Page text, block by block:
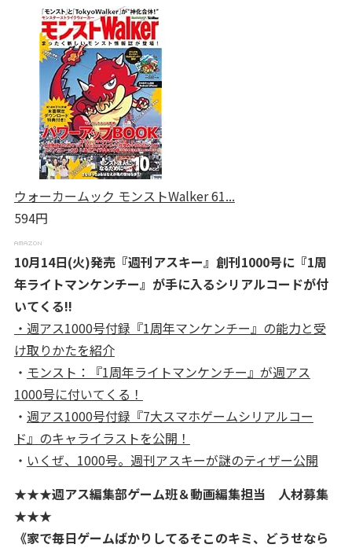
ウォーカームック モンストWalker 61...
594円
10月14日(火)発売『週刊アスキー』創刊1000号に『1周
年ライトマンケンチー』が手に入るシリアルコードが付
いてくる!!
・週アス1000号付録『1周年マンケンチー』の能力と受
け取りかたを紹介
・ モンスト：『1周年ライトマンケンチー』が週アス
1000号に付いてくる！
・ 週アス1000号付録『7大スマホゲームシリアルコー
ド』のキャライラストを公開！
・ いくぜ、1000号。週刊アスキーが謎のティザー公開
★★★週アス編集部ゲーム班＆動画編集担当 人材募集
★★★
《家で毎日ゲームばかりしてるそこのキミ、どうせなら